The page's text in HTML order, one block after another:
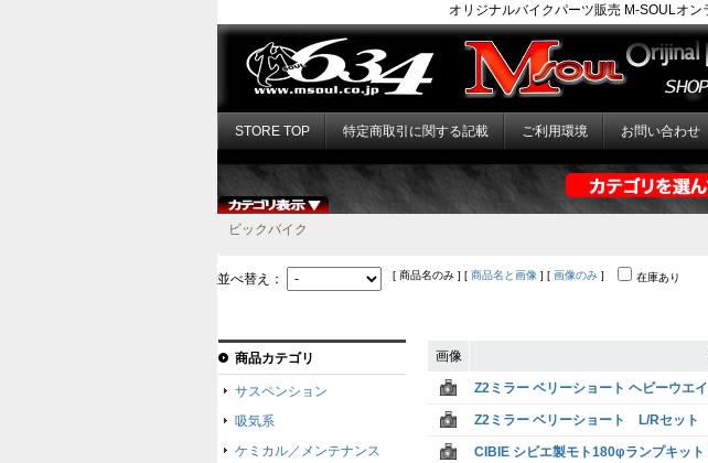
オリジナルバイクパーツ販売 M-SOULオン
STORE TOP 特定商取引に関する記載 ご利用環境 お問い合わせ
ビックバイク
並べ替え： [ 商品名のみ ] [ 商品名と画像 ] [ 画像のみ ] 在庫あり
画像
Z2ミラー ベリーショート ヘビーウエ
Z2ミラー ベリーショート L/Rセット
CIBIE シビエ製モト180φランプキッ
商品カテゴリ
サスペンション
吸気系
ケミカル／メンテナンス